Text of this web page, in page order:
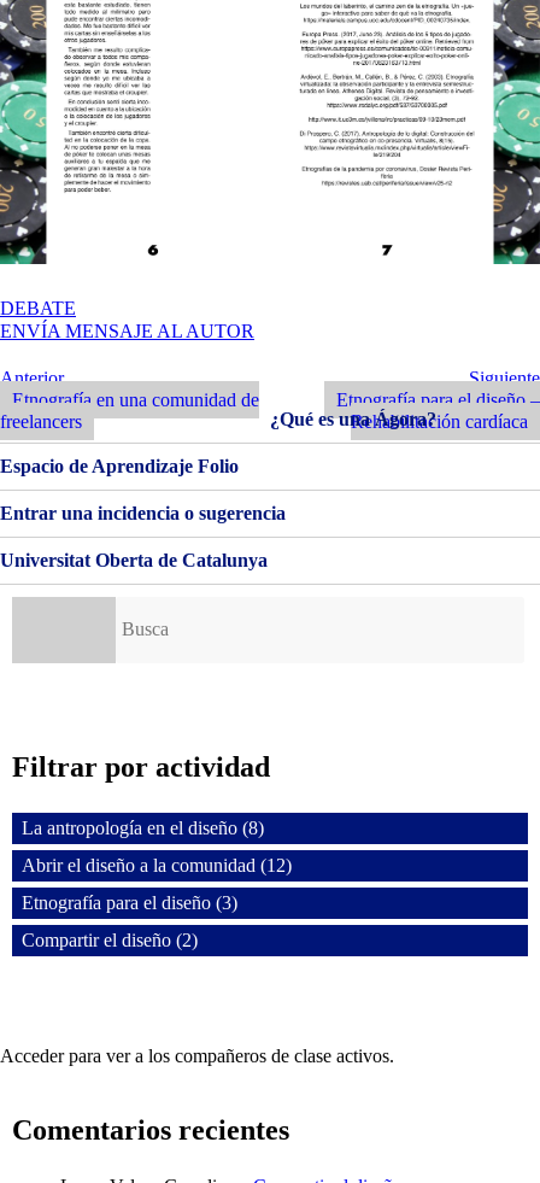
DEBATE
ETNOGRAFÍA
DISEÑO
ENVÍA MENSAJE AL AUTOR
Navegación
de
entradas
Entrada
Anterior
Anterior
Etnografía en una comunidad de
freelancers
Siguiente
Entrada
Siguiente
Etnografía para el diseño –
Rehabilitación cardíaca
¿Qué es una Ágora?
Espacio de Aprendizaje Folio
Entrar una incidencia o sugerencia
Universitat Oberta de Catalunya
Filtrar por actividad
La antropología en el diseño (8)
Abrir el diseño a la comunidad (12)
Etnografía para el diseño (3)
Compartir el diseño (2)
Acceder para ver a los compañeros de clase activos.
Comentarios recientes